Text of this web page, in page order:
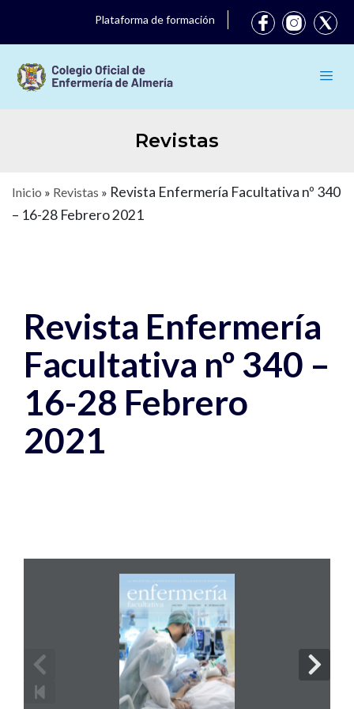
Plataforma de formación
Revistas
Inicio » Revistas » Revista Enfermería Facultativa nº 340
– 16-28 Febrero 2021
Revista Enfermería
Facultativa nº 340 –
16-28 Febrero
2021